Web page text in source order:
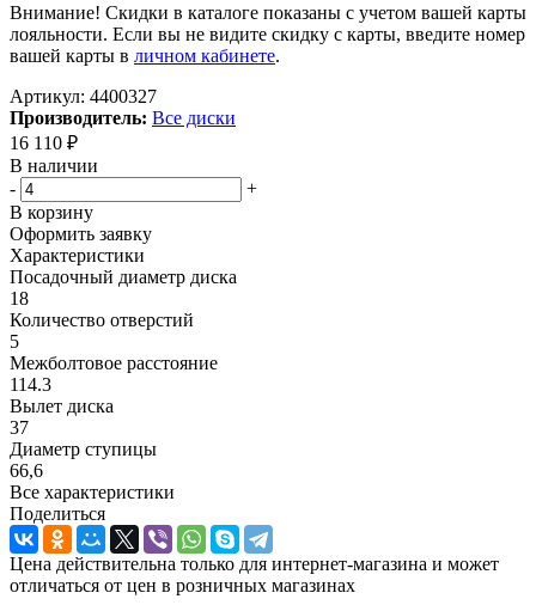
Внимание! Скидки в каталоге показаны с учетом вашей карты
лояльности. Если вы не видите скидку с карты, введите номер
вашей карты в личном кабинете.
Артикул: 4400327
Производитель: Все диски
16 110 ₽
В наличии
-
+
В корзину
Оформить заявку
Характеристики
Посадочный диаметр диска
18
Количество отверстий
5
Межболтовое расстояние
114.3
Вылет диска
37
Диаметр ступицы
66,6
Все характеристики
Поделиться
Цена действительна только для интернет-магазина и может
отличаться от цен в розничных магазинах